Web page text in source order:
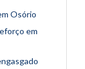
Osório
em